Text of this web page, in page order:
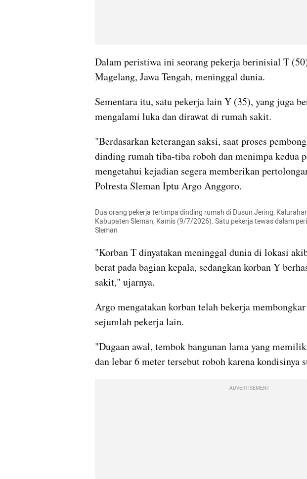
Dalam peristiwa ini seorang pekerja berinisial T
Magelang, Jawa Tengah, meninggal dunia.
Sementara itu, satu pekerja lain Y (35), yang juga
mengalami luka dan dirawat di rumah sakit.
"Berdasarkan keterangan saksi, saat proses
dinding rumah tiba-tiba roboh dan menimpa kedua
mengetahui kejadian segera memberikan
Polresta Sleman Iptu Argo Anggoro.
Dua orang pekerja tertimpa dinding rumah di Dusun Jering,
Kabupaten Sleman, Kamis (9/7/2026). Satu pekerja tewas dalam
Sleman
"Korban T dinyatakan meninggal dunia di lokasi
berat pada bagian kepala, sedangkan korban Y
sakit," ujarnya.
Argo mengatakan korban telah bekerja
sejumlah pekerja lain.
"Dugaan awal, tembok bangunan lama yang
dan lebar 6 meter tersebut roboh karena kondisinya
ADVERTISEMENT